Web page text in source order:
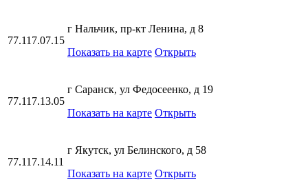
77.117.07.15
г Нальчик, пр-кт Ленина, д 8
Показать на карте Открыть
77.117.13.05
г Саранск, ул Федосеенко, д 19
Показать на карте Открыть
77.117.14.11
г Якутск, ул Белинского, д 58
Показать на карте Открыть